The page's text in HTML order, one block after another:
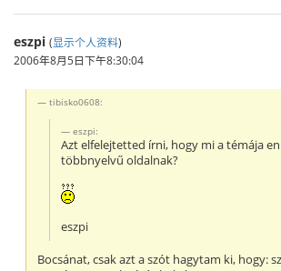
eszpi (显示个人资料)
2006年8月5日下午8:30:04
tibisko0608:
eszpi:
Azt elfelejtetted írni, hogy mi a témája
többnyelvű oldalnak?
eszpi
Bocsánat, csak azt a szót hagytam ki, hogy: